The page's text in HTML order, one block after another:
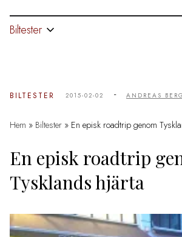
Biltester
BILTESTER 2015-02-02 - ANDREAS
Hem » Biltester » En episk roadtrip genom
En episk roadtrip
Tysklands hjärta